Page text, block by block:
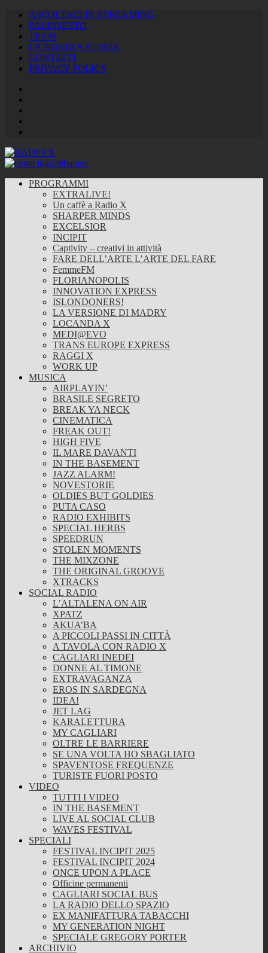
ASCOLTACI IN STREAMING
PALINSESTO
TEAM
LA NOSTRA STORIA
CONTATTI
PRIVACY POLICY
PROGRAMMI
EXTRALIVE!
Un caffè a Radio X
SHARPER MINDS
EXCELSIOR
INCIPIT
Captivity – creativi in attività
FARE DELL’ARTE L’ARTE DEL FARE
FemmeFM
FLORIANOPOLIS
INNOVATION EXPRESS
ISLONDONERS!
LA VERSIONE DI MADRY
LOCANDA X
MEDI@EVO
TRANS EUROPE EXPRESS
RAGGI X
WORK UP
MUSICA
AIRPLAYIN’
BRASILE SEGRETO
BREAK YA NECK
CINEMATICA
FREAK OUT!
HIGH FIVE
IL MARE DAVANTI
IN THE BASEMENT
JAZZ ALARM!
NOVESTORIE
OLDIES BUT GOLDIES
PUTA CASO
RADIO EXHIBITS
SPECIAL HERBS
SPEEDRUN
STOLEN MOMENTS
THE MIXZONE
THE ORIGINAL GROOVE
XTRACKS
SOCIAL RADIO
L’ALTALENA ON AIR
XPATZ
AKUA’BA
A PICCOLI PASSI IN CITTÀ
A TAVOLA CON RADIO X
CAGLIARI INEDEI
DONNE AL TIMONE
EXTRAVAGANZA
EROS IN SARDEGNA
IDEA!
JET LAG
KARALETTURA
MY CAGLIARI
OLTRE LE BARRIERE
SE UNA VOLTA HO SBAGLIATO
SPAVENTOSE FREQUENZE
TURISTE FUORI POSTO
VIDEO
TUTTI I VIDEO
IN THE BASEMENT
LIVE AL SOCIAL CLUB
WAVES FESTIVAL
SPECIALI
FESTIVAL INCIPIT 2025
FESTIVAL INCIPIT 2024
ONCE UPON A PLACE
Officine permanenti
CAGLIARI SOCIAL BUS
LA RADIO DELLO SPAZIO
EX MANIFATTURA TABACCHI
MY GENERATION NIGHT
SPECIALE GREGORY PORTER
ARCHIVIO